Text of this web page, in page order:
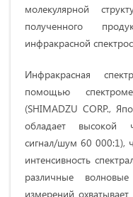
молекулярной
полученного
инфракрасной
Инфракрасная
помощью
(SHIMADZU CORP.,
обладает высокой
сигнал/шум 60 000:1),
интенсивность
различные
измерений